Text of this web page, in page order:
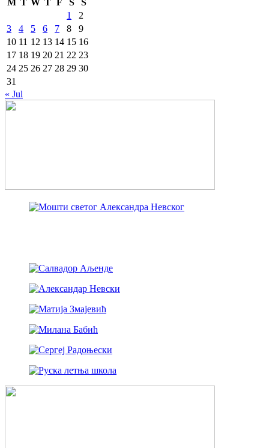
M T W T F S
S
1
2
3
4 5 6 7 8
9
10 11 12 13 14 15 16
17 18 19 20 21 22 23
24 25 26 27 28 29 30
31
« Jul